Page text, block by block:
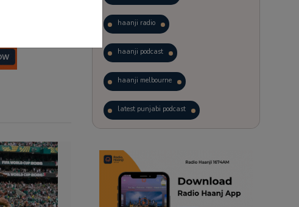
haanji radio
haanji podcast
haanji melbourne
latest punjabi podcast
trending punjabi podcast
ranjodh singh